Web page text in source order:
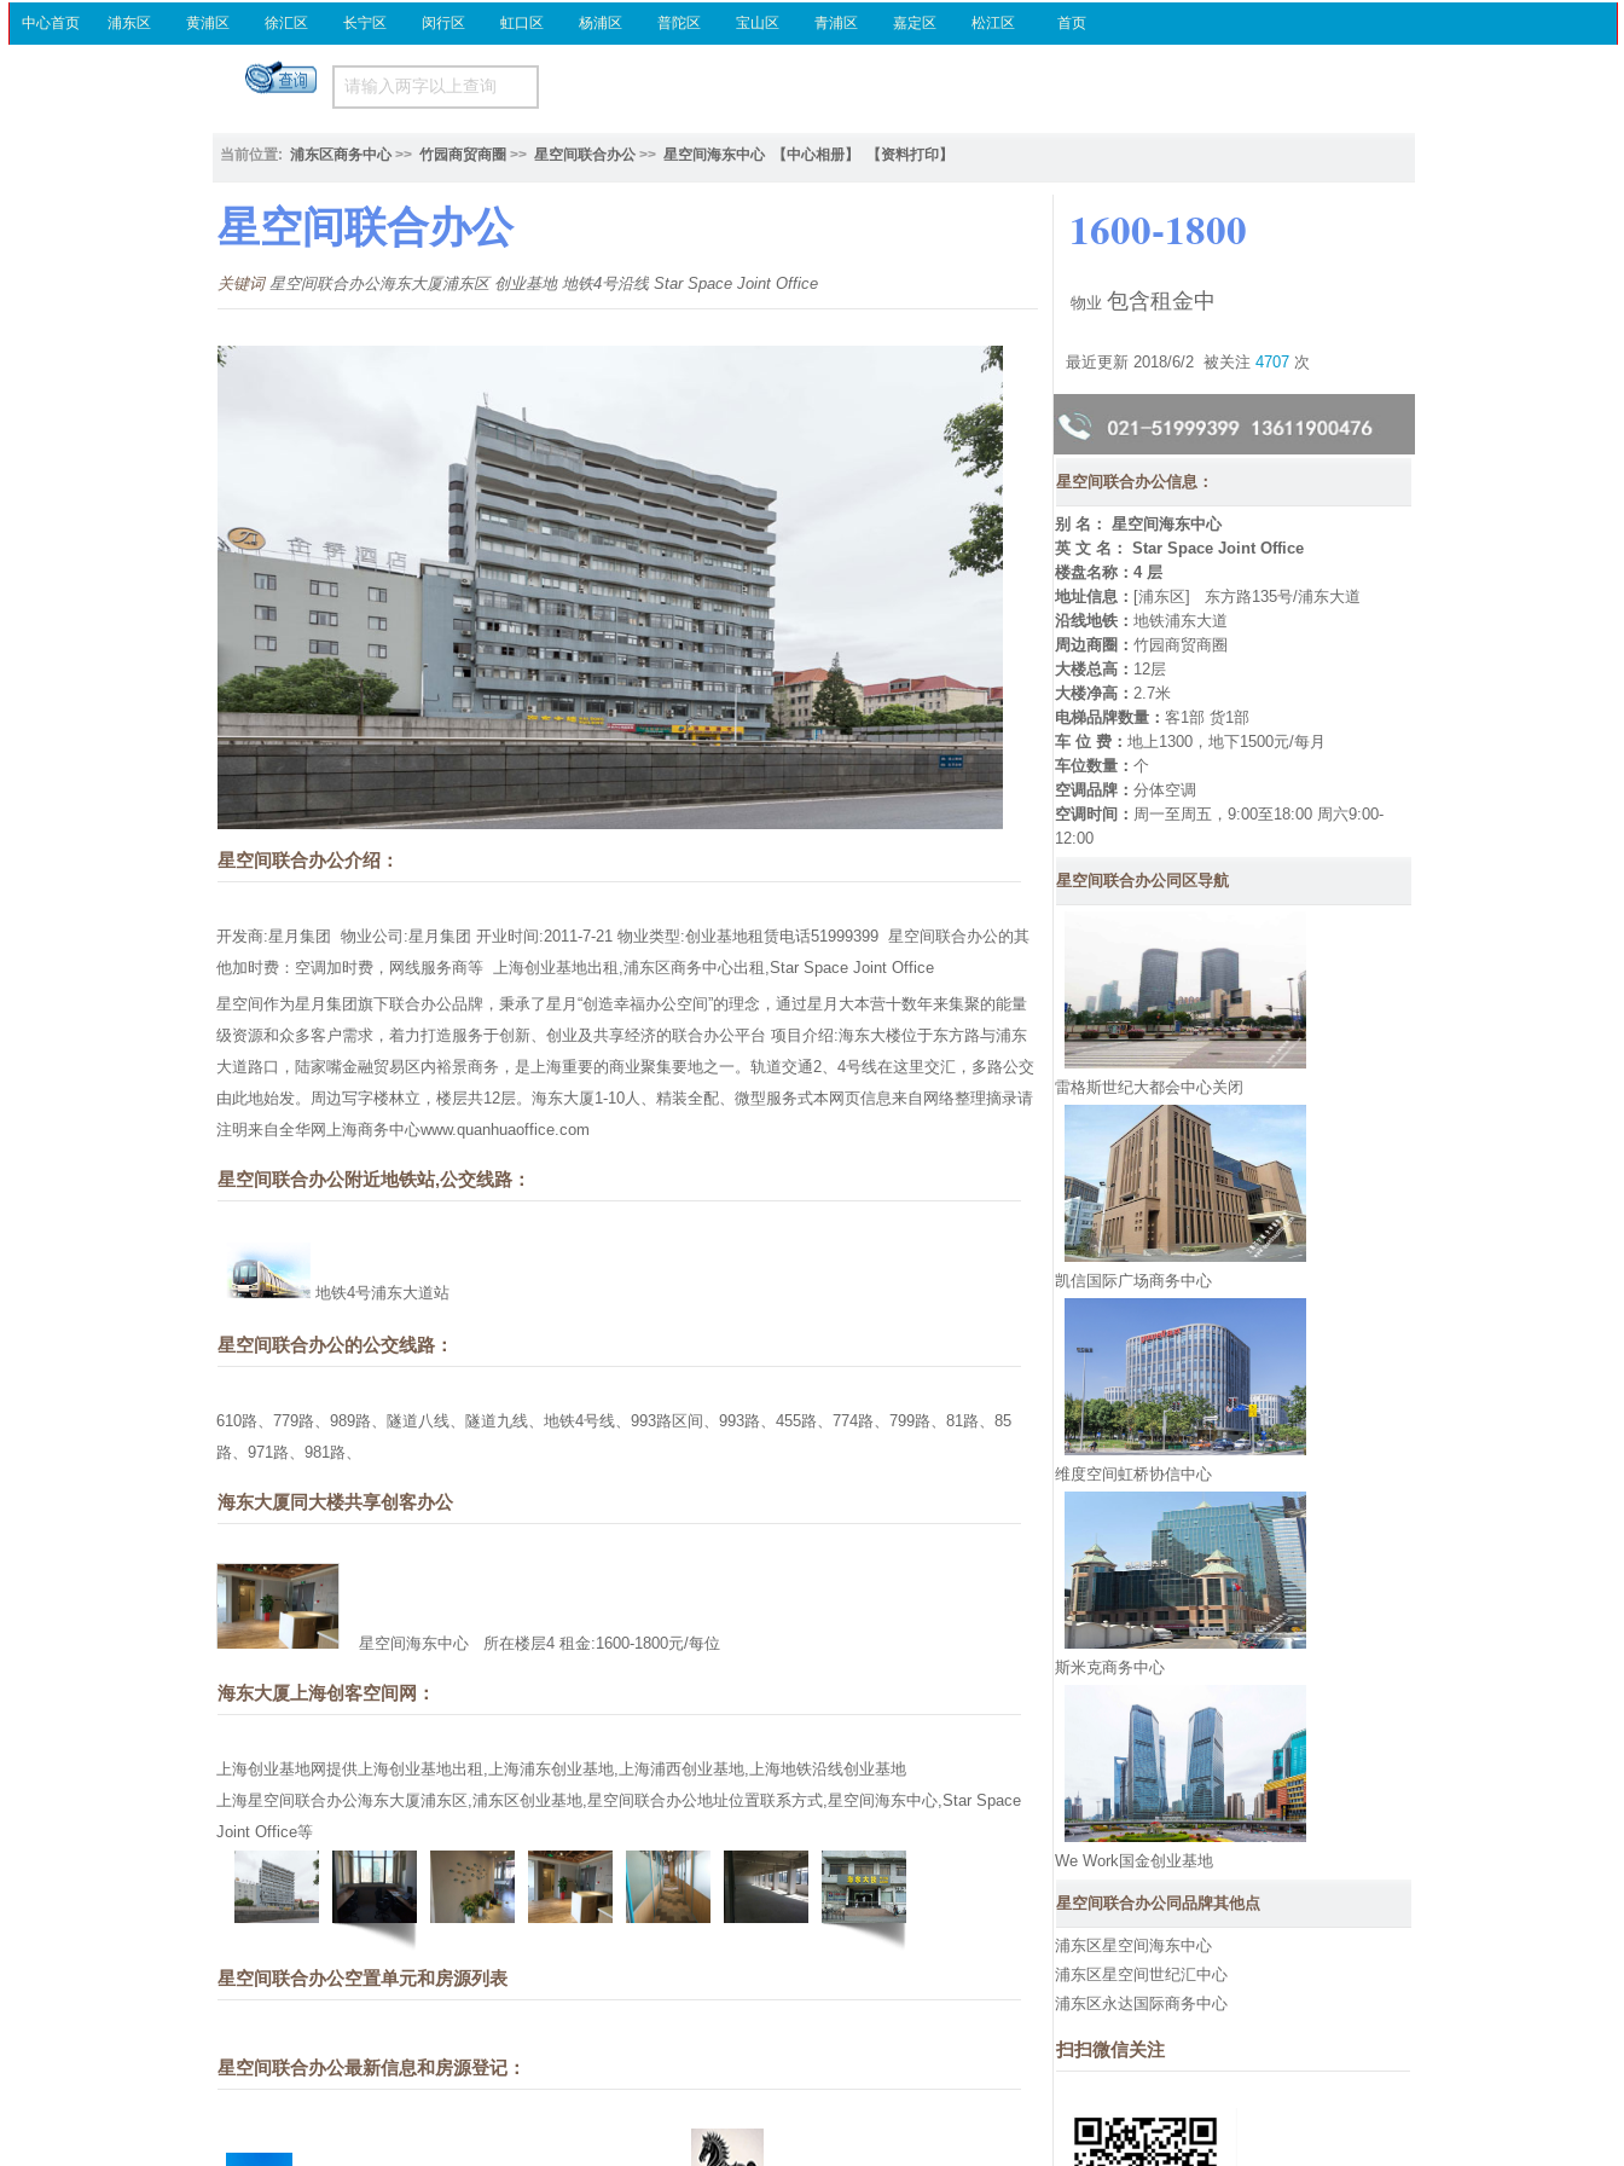
中心首页 浦东区 黄浦区 徐汇区 长宁区 闵行区 虹口区 杨浦区 普陀区 宝山区 青浦区 嘉定区 松江区 首页
当前位置: 浦东区商务中心 >> 竹园商贸商圈 >> 星空间联合办公 >> 星空间海东中心 【中心相册】 【资料打印】
星空间联合办公
关键词 星空间联合办公海东大厦浦东区 创业基地 地铁4号沿线 Star Space Joint Office
星空间联合办公介绍：
开发商:星月集团 物业公司:星月集团 开业时间:2011-7-21 物业类型:创业基地租赁电话51999399 星空间联合办公的其
他加时费：空调加时费，网线服务商等 上海创业基地出租,浦东区商务中心出租,Star Space Joint Office
星空间作为星月集团旗下联合办公品牌，秉承了星月“创造幸福办公空间”的理念，通过星月大本营十数年来集聚的能量
级资源和众多客户需求，着力打造服务于创新、创业及共享经济的联合办公平台 项目介绍:海东大楼位于东方路与浦东
大道路口，陆家嘴金融贸易区内裕景商务，是上海重要的商业聚集要地之一。轨道交通2、4号线在这里交汇，多路公交
由此地始发。周边写字楼林立，楼层共12层。海东大厦1-10人、精装全配、微型服务式本网页信息来自网络整理摘录请
注明来自全华网上海商务中心www.quanhuaoffice.com
星空间联合办公附近地铁站,公交线路：
地铁4号浦东大道站
星空间联合办公的公交线路：
610路、779路、989路、隧道八线、隧道九线、地铁4号线、993路区间、993路、455路、774路、799路、81路、85
路、971路、981路、
海东大厦同大楼共享创客办公
星空间海东中心 所在楼层4 租金:1600-1800元/每位
海东大厦上海创客空间网：
上海创业基地网提供上海创业基地出租,上海浦东创业基地,上海浦西创业基地,上海地铁沿线创业基地
上海星空间联合办公海东大厦浦东区,浦东区创业基地,星空间联合办公地址位置联系方式,星空间海东中心,Star Space
Joint Office等
星空间联合办公空置单元和房源列表
星空间联合办公最新信息和房源登记：
1600-1800
物业 包含租金中
最近更新 2018/6/2 被关注 4707次
星空间联合办公信息：
别 名： 星空间海东中心
英 文 名： Star Space Joint Office
楼盘名称： 4 层
地址信息： [浦东区] 东方路135号/浦东大道
沿线地铁： 地铁浦东大道
周边商圈： 竹园商贸商圈
大楼总高： 12层
大楼净高： 2.7米
电梯品牌数量： 客1部 货1部
车 位 费： 地上1300，地下1500元/每月
车位数量： 个
空调品牌： 分体空调
空调时间： 周一至周五，9:00至18:00 周六9:00-
12:00
星空间联合办公同区导航
雷格斯世纪大都会中心关闭
凯信国际广场商务中心
维度空间虹桥协信中心
斯米克商务中心
We Work国金创业基地
星空间联合办公同品牌其他点
浦东区星空间海东中心
浦东区星空间世纪汇中心
浦东区永达国际商务中心
扫扫微信关注